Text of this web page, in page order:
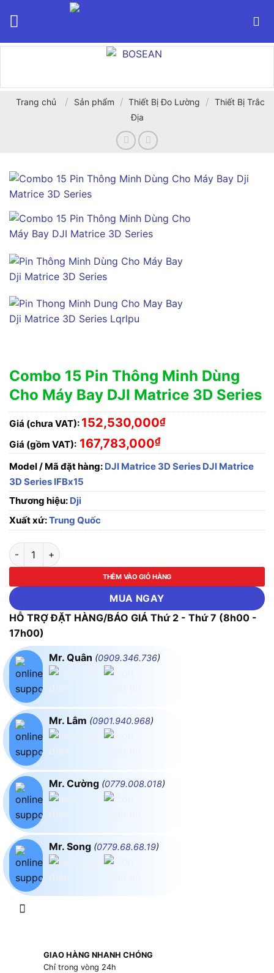
Trang chủ / Sản phẩm / Thiết Bị Đo Lường / Thiết Bị Trắc
Địa
Combo 15 Pin Thông Minh Dùng
Cho Máy Bay DJI Matrice 3D Series
Giá (chưa VAT): 152,530,000₫
Giá (gồm VAT): 167,783,000₫
Model / Mã đặt hàng: DJI Matrice 3D Series DJI Matrice
3D Series IFBx15
Thương hiệu: Dji
Xuất xứ:Trung Quốc
Combo 15 Pin Thông Minh Dùng Cho Máy Bay DJI Matrice 3D
THÊM VÀO GIỎ HÀNG
MUA NGAY
HỖ TRỢ ĐẶT HÀNG/BÁO GIÁ Thứ 2 - Thứ 7 (8h00 -
17h00)
Mr. Quân (0909.346.736)
Mr. Lâm (0901.940.968)
Mr. Cường (0779.008.018)
Mr. Song (0779.68.68.19)
GIAO HÀNG NHANH CHÓNG
Chỉ trong vòng 24h